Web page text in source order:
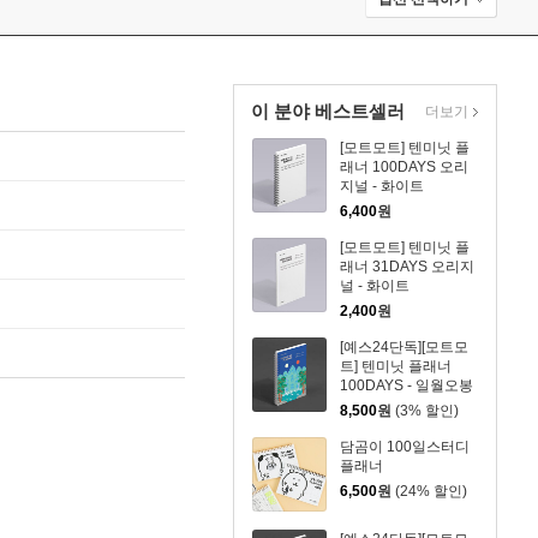
이 분야 베스트셀러
[모트모트] 텐미닛 플
래너 100DAYS 오리
지널 - 화이트
6,400원
[모트모트] 텐미닛 플
래너 31DAYS 오리지
널 - 화이트
2,400원
[예스24단독][모트모
트] 텐미닛 플래너
100DAYS - 일월오봉
도
8,500원 (3% 할인)
담곰이 100일스터디
플래너
6,500원 (24% 할인)
더보기